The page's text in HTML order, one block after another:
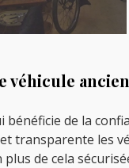
de la
transparente les
de cela